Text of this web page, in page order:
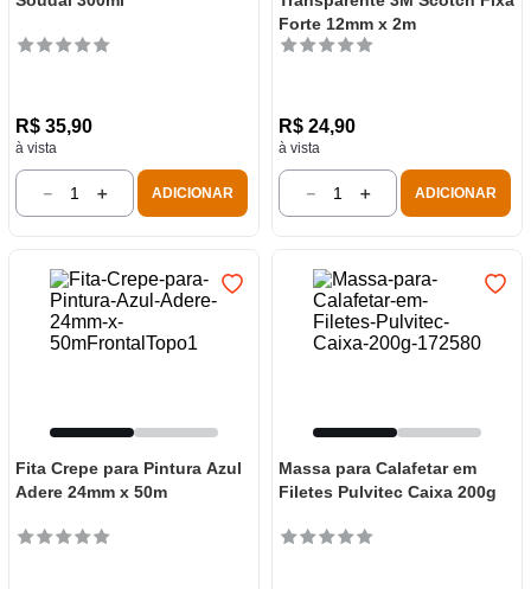
R$ 35,90
à vista
＋
－ ADICIONAR
Forte 12mm x 2m
R$ 24,90
à vista
＋
－ ADICIONAR
Fita Crepe para Pintura Azul
Adere 24mm x 50m
Massa para Calafetar em
Filetes Pulvitec Caixa 200g